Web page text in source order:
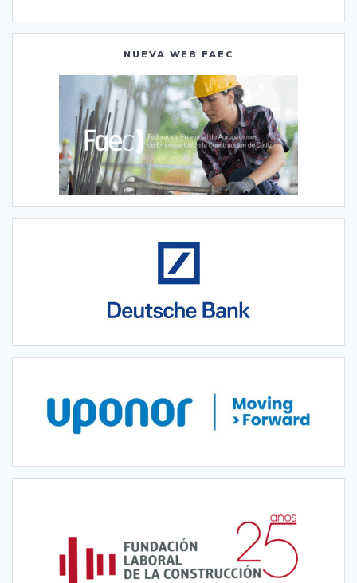
NUEVA WEB FAEC